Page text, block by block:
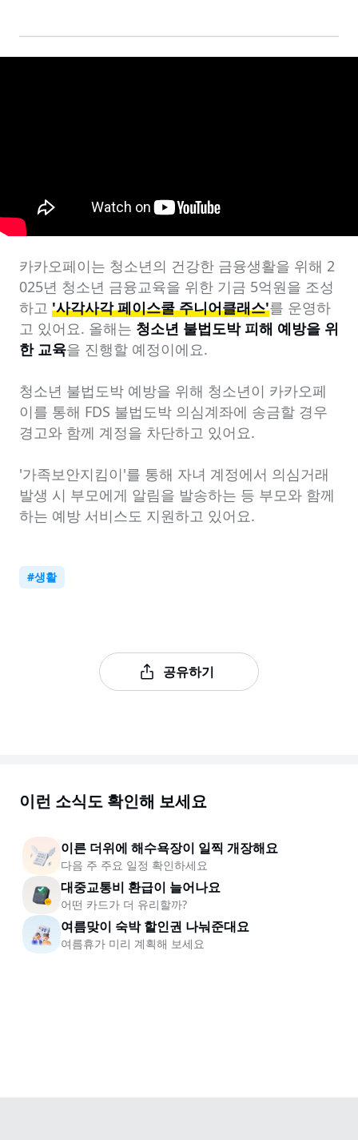
카카오페이는 청소년의 건강한 금융생활을 위해 2
025년 청소년 금융교육을 위한 기금 5억원을 조성
하고 '사각사각 페이스쿨 주니어클래스'를 운영하
고 있어요. 올해는 청소년 불법도박 피해 예방을 위
한 교육을 진행할 예정이에요.
청소년 불법도박 예방을 위해 청소년이 카카오페
이를 통해 FDS 불법도박 의심계좌에 송금할 경우
경고와 함께 계정을 차단하고 있어요.
'가족보안지킴이'를 통해 자녀 계정에서 의심거래
발생 시 부모에게 알림을 발송하는 등 부모와 함께
하는 예방 서비스도 지원하고 있어요.
#생활
공유하기
이런 소식도 확인해 보세요
이른 더위에 해수욕장이 일찍 개장해요
다음 주 주요 일정 확인하세요
대중교통비 환급이 늘어나요
어떤 카드가 더 유리할까?
여름맞이 숙박 할인권 나눠준대요
여름휴가 미리 계획해 보세요